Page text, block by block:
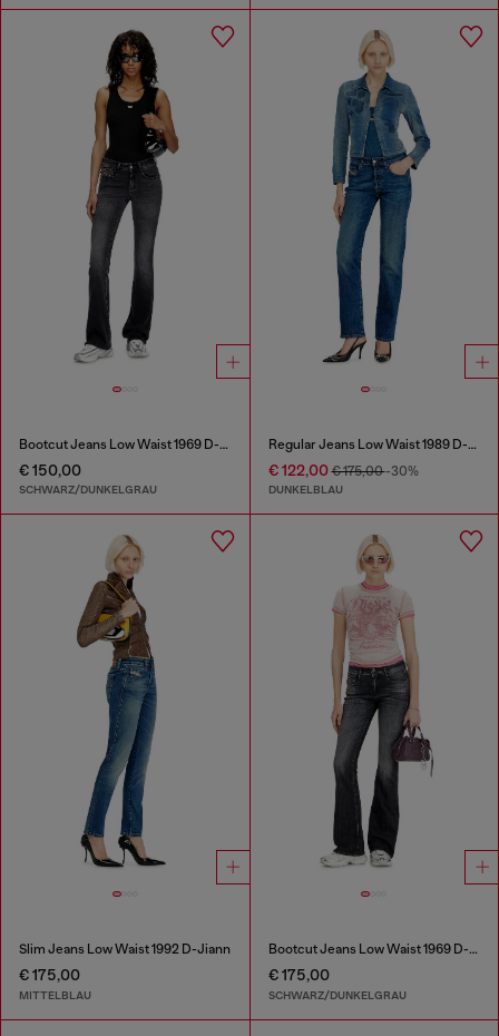
Bootcut Jeans Low Waist 1969 D-Ebbey
€ 150,00
SCHWARZ/DUNKELGRAU
Regular Jeans Low Waist 1989 D-Mine
€ 122,00€ 175,00-30%
DUNKELBLAU
Slim Jeans Low Waist 1992 D-Jiann
€ 175,00
MITTELBLAU
Bootcut Jeans Low Waist 1969 D-Ebbey
€ 175,00
SCHWARZ/DUNKELGRAU